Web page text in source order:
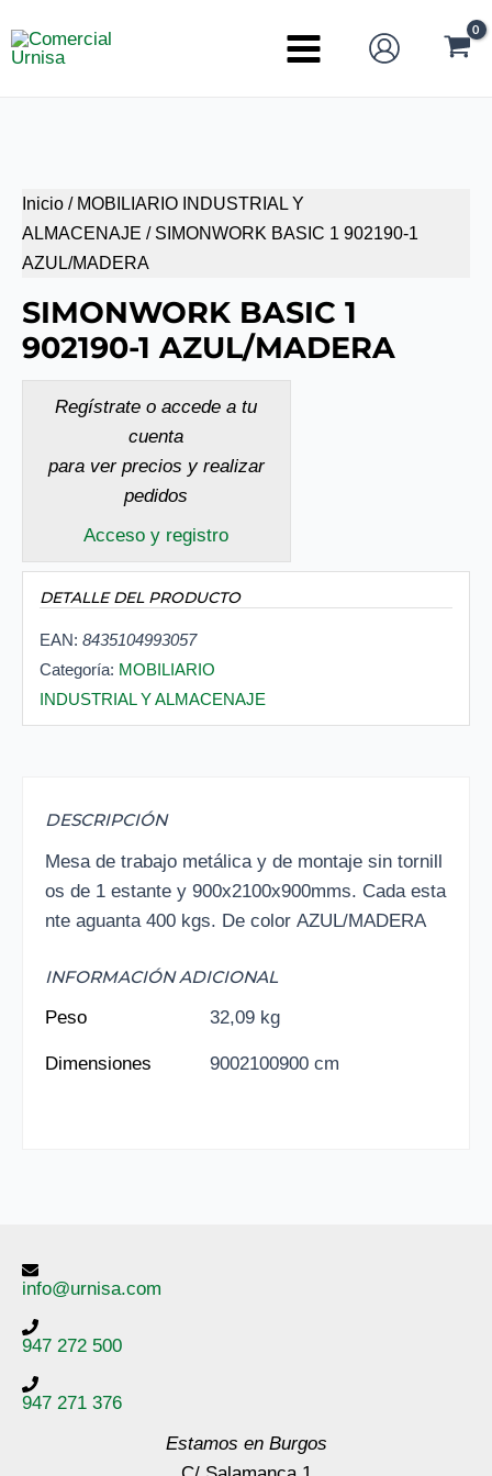
al
Main
Inicio / MOBILIARIO INDUSTRIAL Y
ALMACENAJE / SIMONWORK BASIC 1 902190-1
AZUL/MADERA
SIMONWORK BASIC 1
902190-1 AZUL/MADERA
Regístrate o accede a tu
cuenta
para ver precios y realizar
pedidos
Acceso y registro
DETALLE DEL PRODUCTO
EAN: 8435104993057
Categoría: MOBILIARIO
INDUSTRIAL Y ALMACENAJE
DESCRIPCIÓN
Mesa de trabajo metálica y de montaje sin tornill
os de 1 estante y 900x2100x900mms. Cada esta
nte aguanta 400 kgs. De color AZUL/MADERA
INFORMACIÓN ADICIONAL
Peso
32,09 kg
Dimensiones 9002100900 cm
info@urnisa.com
947 272 500
947 271 376
Estamos en Burgos